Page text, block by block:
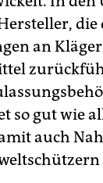
die
an
so gut wie
auch